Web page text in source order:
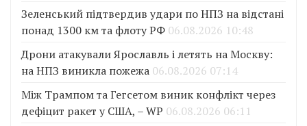
Зеленський підтвердив удари по НПЗ на відстані
понад 1300 км та флоту РФ 06.08.2026 10:48
Дрони атакували Ярославль і летять на Москву:
на НПЗ виникла пожежа 06.08.2026 07:14
Між Трампом та Гегсетом виник конфлікт через
дефіцит ракет у США, – WP 06.08.2026 06:11